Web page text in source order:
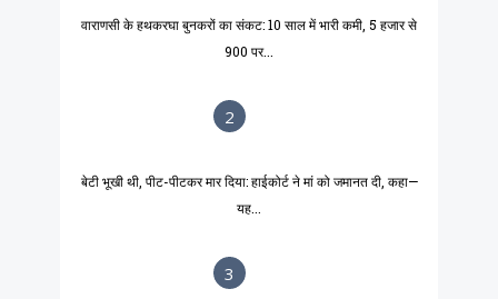
वाराणसी के हथकरघा बुनकरों का संकट: 10 साल में भारी कमी, 5 हजार से
900 पर...
2
बेटी भूखी थी, पीट-पीटकर मार दिया: हाईकोर्ट ने मां को जमानत दी, कहा—
यह...
3